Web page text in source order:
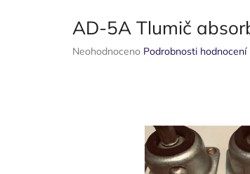
AD-5A Tlumič
Průměrné
Neohodnoceno Podrobnosti hodnocení